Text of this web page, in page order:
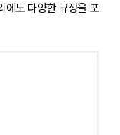
에도 다양한 규정을 포